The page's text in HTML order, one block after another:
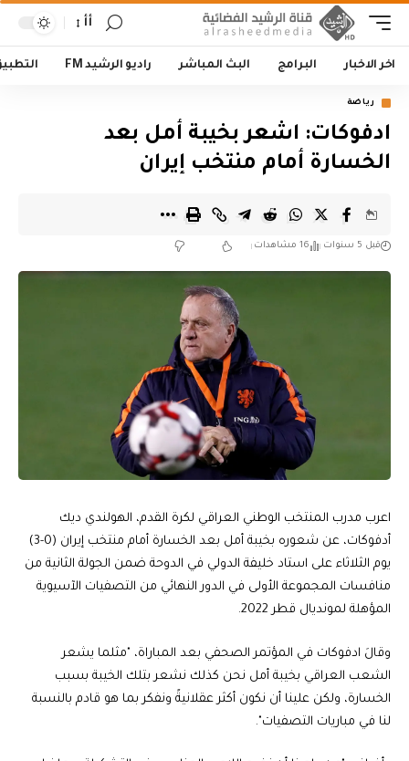
أأ
اخر الاخبار البرامج البث المباشر راديو الرشيد FM
رياضة
ادفوكات: اشعر بخيبة أمل بعد
الخسارة أمام منتخب إيران
قبل 5 سنوات 16 مشاهدات
اعرب مدرب المنتخب الوطني العراقي لكرة القدم، الهولندي ديك
أدفوكات، عن شعوره بخيبة أمل بعد الخسارة أمام منتخب إيران (0-3)
يوم الثلاثاء على استاد خليفة الدولي في الدوحة ضمن الجولة الثانية من
منافسات المجموعة الأولى في الدور النهائي من التصفيات الآسيوية
المؤهلة لمونديال قطر 2022.
وقالَ ادفوكات في المؤتمر الصحفي بعد المباراة، "مثلما يشعر
الشعب العراقي بخيبة أمل نحن كذلك نشعر بتلك الخيبة بسبب
الخسارة، ولكن علينا أن نكون أكثر عقلانيةً ونفكر بما هو قادم بالنسبة
لنا في مباريات التصفيات".